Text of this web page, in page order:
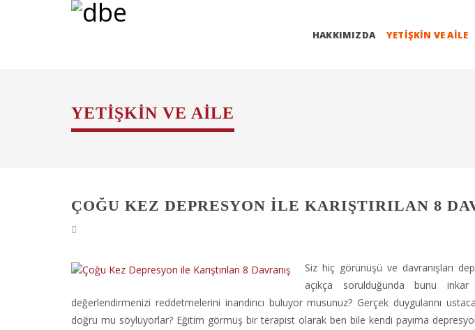
HAKKIMIZDA YETIŞKIN VE AILE
YETIŞKIN VE AILE
ÇOĞU KEZ DEPRESYON ILE KARIŞTIRILAN 8
Siz hiç görünüşü ve davranışları
açıkça sorulduğunda bunu
değerlendirmenizi reddetmelerini inandırıcı buluyor musunuz? Gerçek duygularını
doğru mu söylüyorlar? Eğitim görmüş bir terapist olarak ben bile kendi payıma